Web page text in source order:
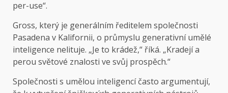
per-use“.
Gross, který je generálním ředitelem společnosti
Pasadena v Kalifornii, o průmyslu generativní umělé
inteligence nelituje. „Je to krádež,“ říká. „Kradejí a
perou světové znalosti ve svůj prospěch.“
Společnosti s umělou inteligencí často argumentují,